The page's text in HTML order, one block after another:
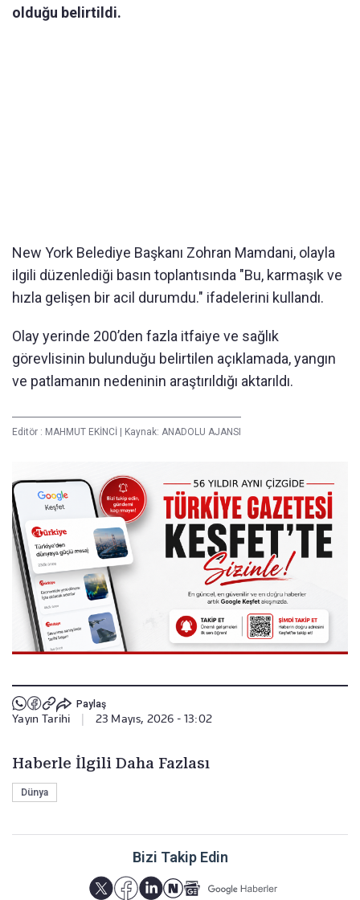
olduğu belirtildi.
New York Belediye Başkanı Zohran Mamdani, olayla
ilgili düzenlediği basın toplantısında "Bu, karmaşık ve
hızla gelişen bir acil durumdu." ifadelerini kullandı.
Olay yerinde 200’den fazla itfaiye ve sağlık
görevlisinin bulunduğu belirtilen açıklamada, yangın
ve patlamanın nedeninin araştırıldığı aktarıldı.
Editör : MAHMUT EKİNCİ Kaynak: ANADOLU AJANSI
Paylaş
Yayın Tarihi 23 Mayıs, 2026 - 13:02
Haberle İlgili Daha Fazlası
Dünya
Bizi Takip Edin